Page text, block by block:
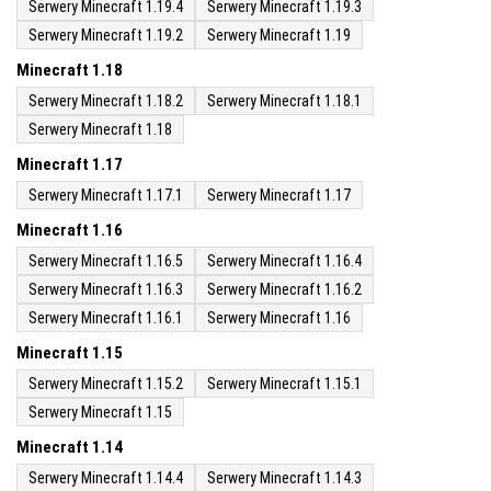
Serwery Minecraft 1.19.4
Serwery Minecraft 1.19.3
Serwery Minecraft 1.19.2
Serwery Minecraft 1.19
Minecraft 1.18
Serwery Minecraft 1.18.2
Serwery Minecraft 1.18.1
Serwery Minecraft 1.18
Minecraft 1.17
Serwery Minecraft 1.17.1 Serwery Minecraft 1.17
Minecraft 1.16
Serwery Minecraft 1.16.5
Serwery Minecraft 1.16.4
Serwery Minecraft 1.16.3
Serwery Minecraft 1.16.2
Serwery Minecraft 1.16.1
Serwery Minecraft 1.16
Minecraft 1.15
Serwery Minecraft 1.15.2
Serwery Minecraft 1.15.1
Serwery Minecraft 1.15
Minecraft 1.14
Serwery Minecraft 1.14.4
Serwery Minecraft 1.14.3